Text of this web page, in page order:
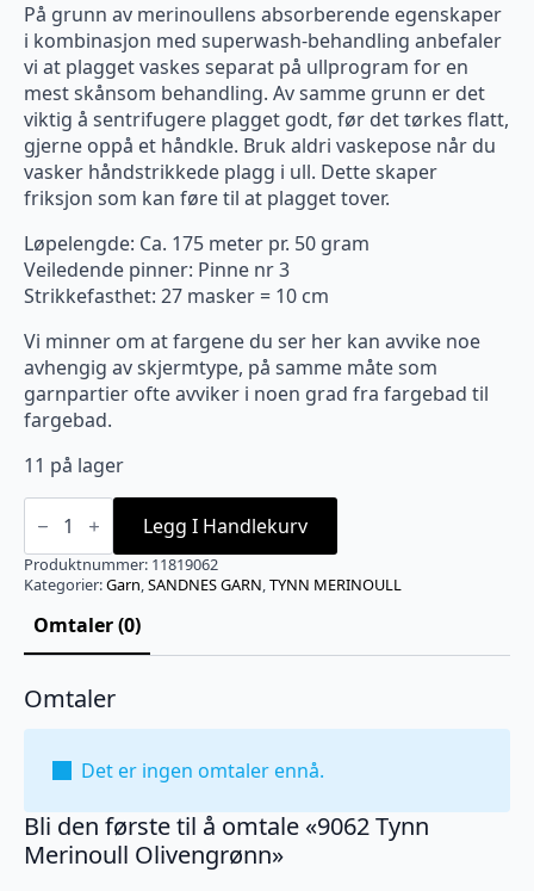
På grunn av merinoullens absorberende egenskaper
i kombinasjon med superwash-behandling anbefaler
vi at plagget vaskes separat på ullprogram for en
mest skånsom behandling. Av samme grunn er det
viktig å sentrifugere plagget godt, før det tørkes flatt,
gjerne oppå et håndkle. Bruk aldri vaskepose når du
vasker håndstrikkede plagg i ull. Dette skaper
friksjon som kan føre til at plagget tover.
Løpelengde: Ca. 175 meter pr. 50 gram
Veiledende pinner: Pinne nr 3
Strikkefasthet: 27 masker = 10 cm
Vi minner om at fargene du ser her kan avvike noe
avhengig av skjermtype, på samme måte som
garnpartier ofte avviker i noen grad fra fargebad til
fargebad.
11 på lager
9062
Tynn
Olivengrønn
antall
Legg I Handlekurv
Produktnummer: 11819062
Kategorier:Garn,SANDNES GARN,TYNN MERINOULL
Omtaler (0)
Omtaler
Det er ingen omtaler ennå.
Bli den første til å omtale «9062 Tynn
Merinoull Olivengrønn»